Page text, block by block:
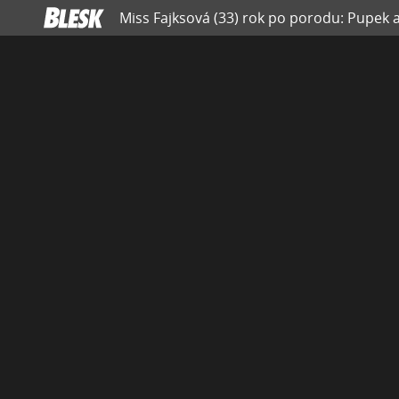
Miss Fajksová (33) rok po porodu: Pupek